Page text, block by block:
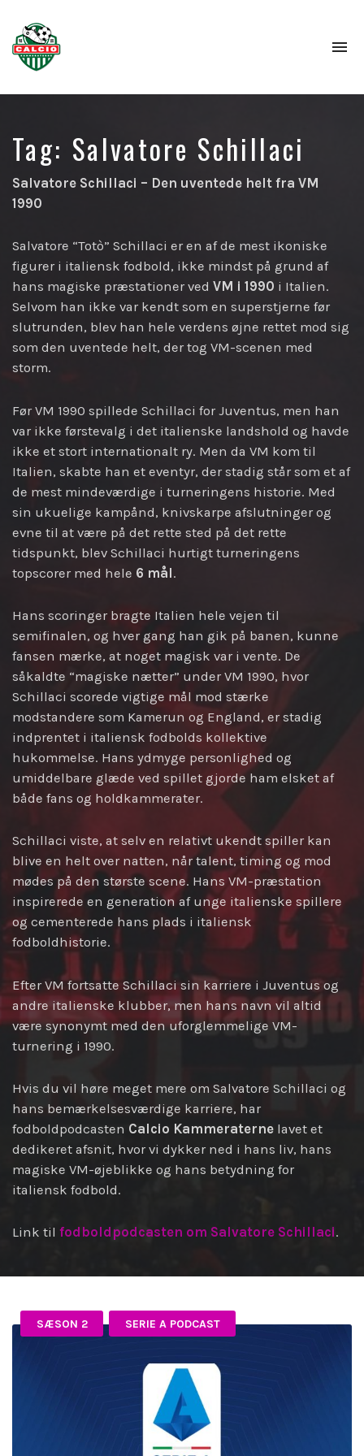
Tag: Salvatore Schillaci
Salvatore Schillaci – Den uventede helt fra VM
1990
Salvatore “Totò” Schillaci er en af de mest ikoniske
figurer i italiensk fodbold, ikke mindst på grund af
hans magiske præstationer ved VM i 1990 i Italien.
Selvom han ikke var kendt som en superstjerne før
slutrunden, blev han hele verdens øjne rettet mod sig
som den uventede helt, der tog VM-scenen med
storm.
Før VM 1990 spillede Schillaci for Juventus, men han
var ikke førstevalg i det italienske landshold og havde
ikke et stort internationalt ry. Men da VM kom til
Italien, skabte han et eventyr, der stadig står som et af
de mest mindeværdige i turneringens historie. Med
sin ukuelige kampånd, knivskarpe afslutninger og
evne til at være på det rette sted på det rette
tidspunkt, blev Schillaci hurtigt turneringens
topscorer med hele 6 mål.
Hans scoringer bragte Italien hele vejen til
semifinalen, og hver gang han gik på banen, kunne
fansen mærke, at noget magisk var i vente. De
såkaldte “magiske nætter” under VM 1990, hvor
Schillaci scorede vigtige mål mod stærke
modstandere som Kamerun og England, er stadig
indprentet i italiensk fodbolds kollektive
hukommelse. Hans ydmyge personlighed og
umiddelbare glæde ved spillet gjorde ham elsket af
både fans og holdkammerater.
Schillaci viste, at selv en relativt ukendt spiller kan
blive en helt over natten, når talent, timing og mod
mødes på den største scene. Hans VM-præstation
inspirerede en generation af unge italienske spillere
og cementerede hans plads i italiensk
fodboldhistorie.
Efter VM fortsatte Schillaci sin karriere i Juventus og
andre italienske klubber, men hans navn vil altid
være synonymt med den uforglemmelige VM-
turnering i 1990.
Hvis du vil høre meget mere om Salvatore Schillaci og
hans bemærkelsesværdige karriere, har
fodboldpodcasten Calcio Kammeraterne lavet et
dedikeret afsnit, hvor vi dykker ned i hans liv, hans
magiske VM-øjeblikke og hans betydning for
italiensk fodbold.
Link til fodboldpodcasten om Salvatore Schillaci.
SÆSON 2 SERIE A PODCAST